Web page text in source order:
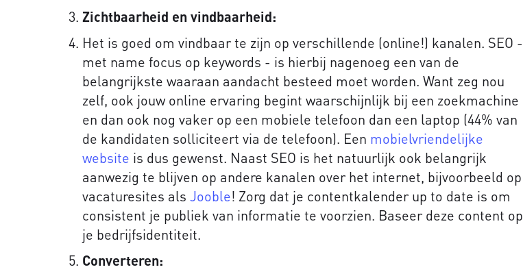
Zichtbaarheid en vindbaarheid:
Het is goed om vindbaar te zijn op verschillende (online!) kanalen. SEO -
met name focus op keywords - is hierbij nagenoeg een van de
belangrijkste waaraan aandacht besteed moet worden. Want zeg nou
zelf, ook jouw online ervaring begint waarschijnlijk bij een zoekmachine
en dan ook nog vaker op een mobiele telefoon dan een laptop (44% van
de kandidaten solliciteert via de telefoon). Een mobielvriendelijke
website is dus gewenst. Naast SEO is het natuurlijk ook belangrijk
aanwezig te blijven op andere kanalen over het internet, bijvoorbeeld op
vacaturesites als Jooble! Zorg dat je contentkalender up to date is om
consistent je publiek van informatie te voorzien. Baseer deze content op
je bedrijfsidentiteit.
Converteren: